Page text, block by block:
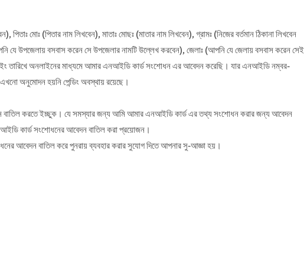
মোঃ (পিতার নাম লিখবেন), মাতাঃ মোছঃ (মাতার নাম লিখবেন), গ্রামঃ (নিজের বর্তমান ঠিকানা লিখবেন
যে উপজেলায় বসবাস করেন সে উপজেলার নামটি উল্লেখ করবেন), জেলাঃ (আপনি যে জেলায় বসবাস করেন সেই
তারিখে অনলাইনের মাধ্যমে আমার এনআইডি কার্ড সংশোধন এর আবেদন করেছি। যার এনআইডি নম্বর-
অনুমোদন হয়নি পেন্ডিং অবস্থায় রয়েছে।
করতে ইচ্ছুক। যে সমস্যার জন্য আমি আমার এনআইডি কার্ড এর তথ্য সংশোধন করার জন্য আবেদন
কার্ড সংশোধনের আবেদন বাতিল করা প্রয়োজন।
আবেদন বাতিল করে পুনরায় ব্যবহার করার সুযোগ দিতে আপনার সু-আজ্ঞা হয়।